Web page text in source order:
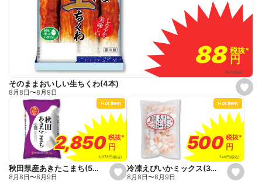
s
e
88
88税抜*
税抜*
円
円
95円(税込)
そのままおいしい生ちくわ(4本)
8月8日〜8月9日
s
e
Hot Item
2,850
2,850税抜*
税抜*
円
円
3,078円(税込)
秋田県産あきたこまち(5kg)
8月8日〜8月9日
s
e
Hot Item
500
500 税抜*
税抜*
円
円
540円(税込)
冷凍えびいかミックス(300g)
8月8日〜8月9日